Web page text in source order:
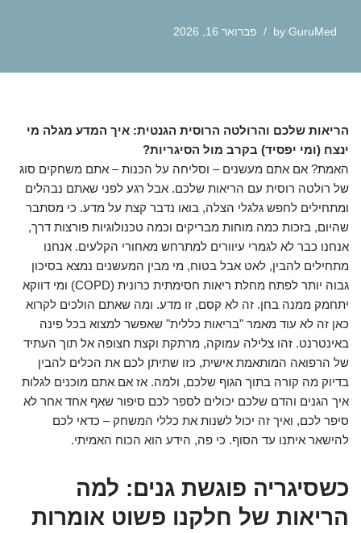
by GuruMed פברואר 16, 2026
הריאות שלכם והרולטה הרוסית הגנטית: איך המדע מגלה מי
ינצח (ומי יפסיד) בקרב מול הסיגריות?
האמת? אם אתם מעשנים – וסליחה על הכנות – אתם משחקים סוג
של רולטה רוסית עם הריאות שלכם. אבל רגע לפני שאתם נבהלים
ומתחילים לחפש גלגלי הצלה, בואו נדבר קצת על מדע. כי מסתבר
שהיום, בזכות כמה מוחות מבריקים וכמה טכנולוגיות פורצות דרך,
אנחנו כבר לא לגמרי עיוורים למתרחש מאחורי הקלעים. אנחנו
מתחילים להבין, לאט אבל בטוח, מי מבין המעשנים נמצא בסיכון
גבוה יותר לפתח מחלת ריאות חסימתית כרונית (COPD) ומי דווקא
יתחמק ממנה בחן. זה לא קסם, זו מדע. ומה שאתם הולכים לקרוא
כאן זה לא עוד מאמר "בריאות כללית" שאפשר למצוא בכל פינה
באינטרנט. זהו צלילה עמוקה, מרתקת וקצת חצופה אל תוך העתיד
של הרפואה המותאמת אישית, כזו שתיתן לכם את הכלים להבין
בדיוק מה קורה בתוך הגוף שלכם, ולמה. אז אם אתם מוכנים לגלות
איך הגנים והדם שלכם יכולים לספר לכם סיפור שאף אחד אחר לא
סיפר לכם, ואיך זה יכול לשנות את כללי המשחק – כדאי לכם
להישאר איתנו עד הסוף. כי פה, הידע הוא הכוח האמיתי.
כשסיגריה פוגשת גנים: למה
הריאות של חלקנו פשוט אומרות